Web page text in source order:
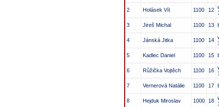
2 Holásek Vít 1100 12
3 Jireš Michal 1100 13
4 Jánská Jitka 1100 14
5 Kadlec Daniel 1100 15
6 Růžička Vojtěch 1100 16
7 Vernerová Natálie 1100 17
8 Hejduk Miroslav 1000 18